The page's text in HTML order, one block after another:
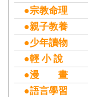
●宗教命理
●親子教養
●少年讀物
●輕 小 說
●漫 畫
●語言學習